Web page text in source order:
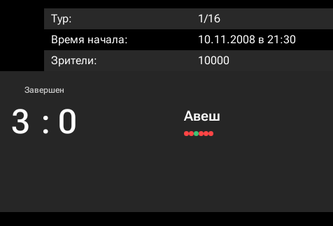
Тур:
1/16
Время начала:
10.11.2008 в 21:30
Зрители:
10000
Завершен
3 : 0 Авеш